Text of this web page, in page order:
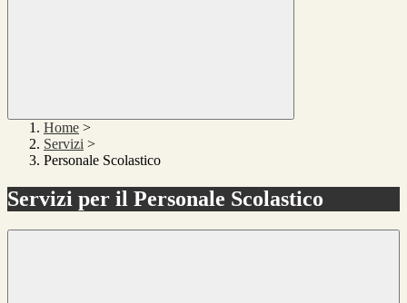
Home >
Servizi >
Personale Scolastico
Servizi per il Personale Scolastico